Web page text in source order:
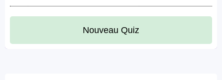
Nouveau Quiz